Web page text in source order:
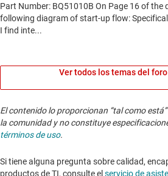
Ver todos los temas del
El contenido lo proporcionan “tal como
la comunidad y no constituye
términos de uso.
Si tiene alguna pregunta sobre calidad,
productos de TI, consulte el servicio de